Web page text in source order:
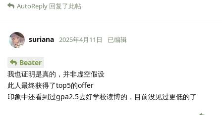
AutoReply 回复了此帖
suriana 2025年4月11日 已编辑
Beater
我也证明是真的，并非虚空假设
此人最终获得了top5的offer
印象中还看到过gpa2.5去好学校读博的，目前没见过更低的了